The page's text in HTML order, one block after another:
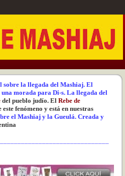
sobre la llegada del Mashiaj.El
unamorada para Di-s. La llegada del
del pueblo judío. El Rebe de
fenómeno y está en nuestras
el Mashiaj y la Gueulá. Creada y